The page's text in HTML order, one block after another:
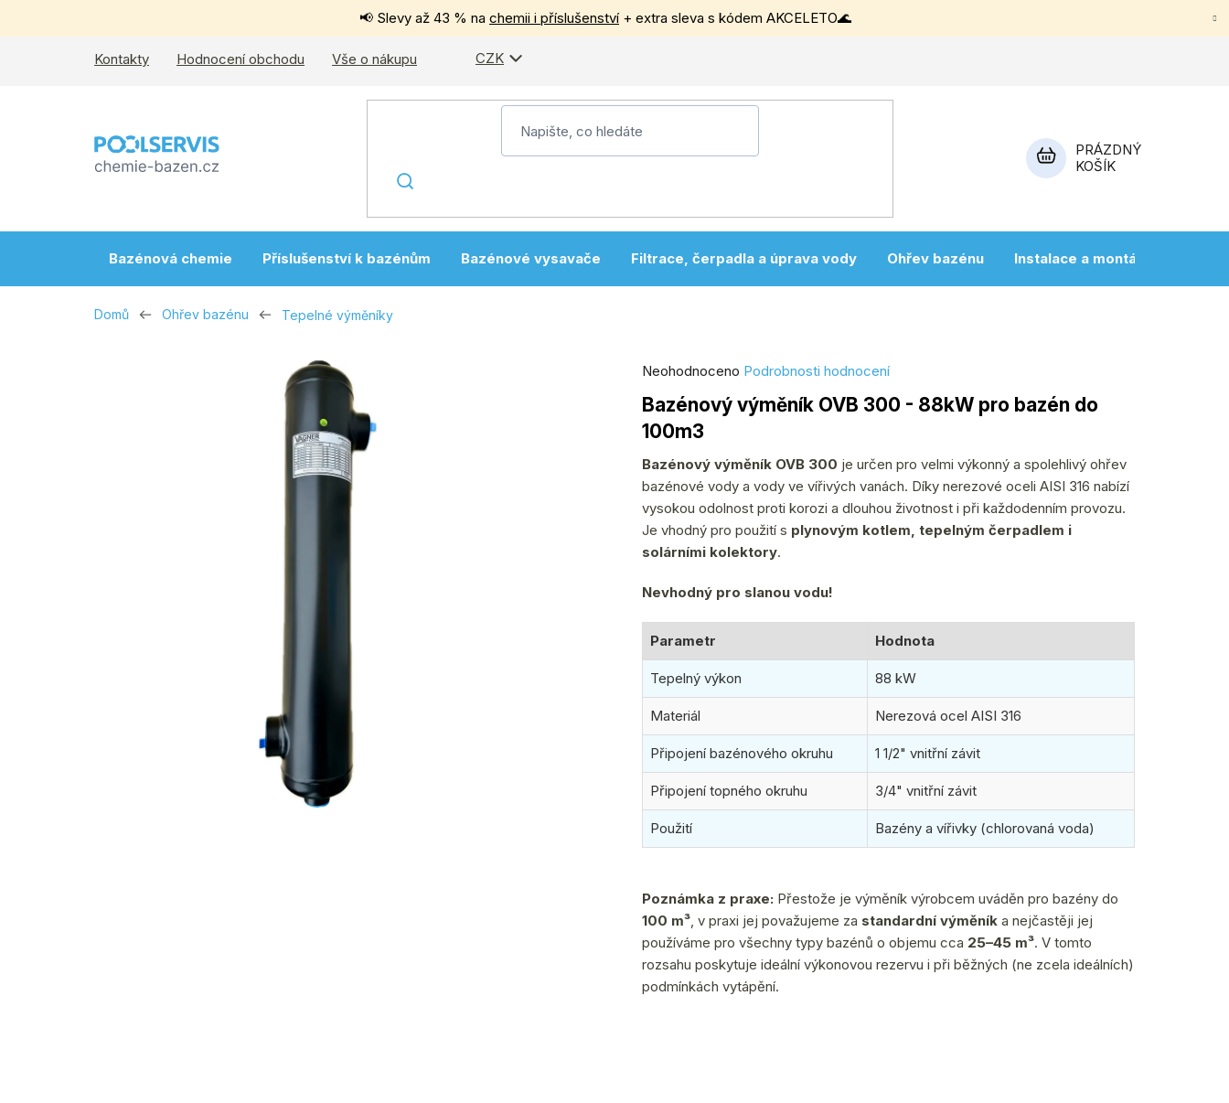
📢 Slevy až 43 % na chemii i příslušenství + extra sleva s kódem AKCELETO🌊
Kontakty Hodnocení obchodu Vše o nákupu CZK
NÁKUPNÍ
PRÁZDNÝ
KOŠÍK
Bazénová chemie Příslušenství k bazénům Bazénové vysavače Filtrace, čerpadla a úprava vody Ohřev bazénu Instalace a montáž
Domů Ohřev bazénu Tepelné výměníky
Bazénový výměník OVB 300 - 88kW pro bazén do
100m3
Průměrné
produktu
je
0,0
z
hvězdiček.
Neohodnoceno Podrobnosti hodnocení
Bazénový výměník OVB 300 je určen pro velmi výkonný a spolehlivý ohřev
bazénové vody a vody ve vířivých vanách. Díky nerezové oceli AISI 316 nabízí
vysokou odolnost proti korozi a dlouhou životnost i při každodenním provozu.
Je vhodný pro použití s plynovým kotlem, tepelným čerpadlem i
solárními kolektory.
Nevhodný pro slanou vodu!
Parametr Hodnota
Tepelný výkon 88 kW
Materiál Nerezová ocel AISI 316
Připojení bazénového okruhu 1 1/2" vnitřní závit
Připojení topného okruhu 3/4" vnitřní závit
Použití Bazény a vířivky (chlorovaná voda)
Poznámka z praxe: Přestože je výměník výrobcem uváděn pro bazény do
100 m³ , v praxi jej považujeme za standardní výměník a nejčastěji jej
používáme pro všechny typy bazénů o objemu cca 25–45 m³. V tomto
rozsahu poskytuje ideální výkonovou rezervu i při běžných (ne zcela ideálních)
podmínkách vytápění.